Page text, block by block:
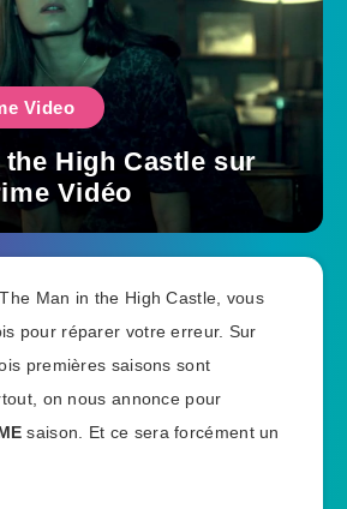
Video
the High Castle sur
Vidéo
Man in the High Castle, vous
pour réparer votre erreur. Sur
premières saisons sont
on nous annonce pour
saison. Et ce sera forcément un